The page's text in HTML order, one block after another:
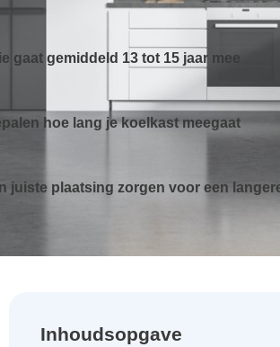
gaat gemiddeld 13 tot 15 jaar mee
hoe lang je koelkast meegaat
juiste plaatsing zorgen voor een
Inhoudsopgave